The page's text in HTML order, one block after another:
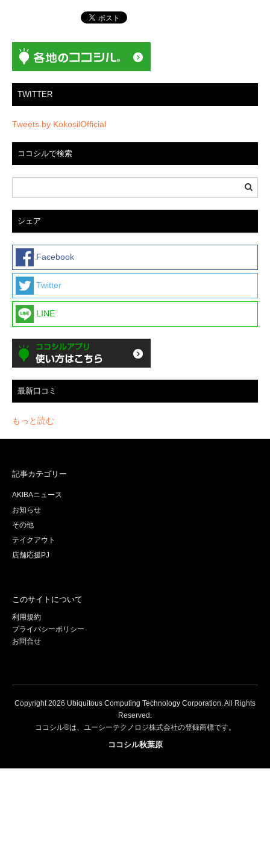
ン
TWITTER
Tweets by KokosilOfficial
ココシルで検索
シェア
Facebook
Twitter
LINE
最新口コミ
もっと読む
記事カテゴリー
AKIBAニュース
お知らせ
その他
テイクアウト
店舗応援PJ
このサイトについて
利用規約
プライバシーポリシー
お問合せ
Copyright2026 Ubiquitous Computing Technology Corporation. All Rights
Reserved.
ココシル®は、ユーシーテクノロジ株式会社の登録商標です。
ココシル秋葉原